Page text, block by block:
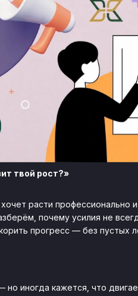
твой рост?»
расти профессионально
почему усилия не
прогресс — без пустых
иногда кажется, что